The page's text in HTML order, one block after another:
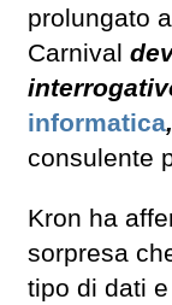
prolungato
Carnival
informatica,
consulente
Kron ha
sorpresa
tipo di dati